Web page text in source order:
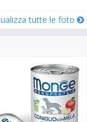
tutte le foto